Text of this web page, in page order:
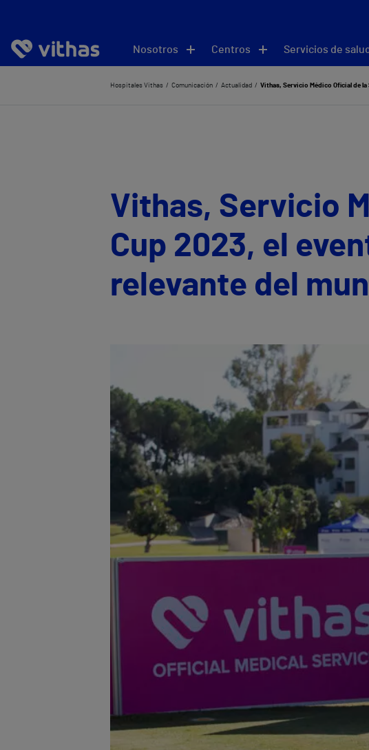
Nosotros Centros Servicios de
Hospitales Vithas Comunicación Actualidad Vithas, Servicio Médico Oficial de la
Vithas, Servicio
Cup 2023, el
relevante del